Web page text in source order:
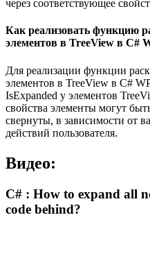
через соответствующее
Как реализовать функцию
элементов в TreeView в C#
Для реализации функции
элементов в TreeView в C#
IsExpanded у элементов
свойства элементы могут
свернуты, в зависимости от
действий пользователя.
Видео:
C# : How to expand all
code behind?